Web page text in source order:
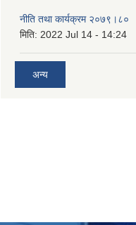
नीति तथा कार्यक्रम २०७९।८०
मिति: 2022 Jul 14 - 14:24
अन्य